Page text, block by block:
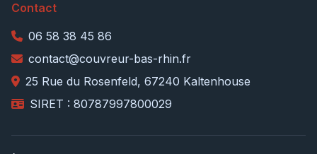
Contact
06 58 38 45 86
contact@couvreur-bas-rhin.fr
25 Rue du Rosenfeld, 67240 Kaltenhouse
SIRET : 80787997800029